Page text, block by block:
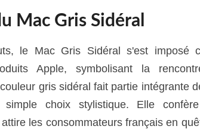
Mac Gris Sidéral
le Mac Gris Sidéral s'est imposé
Apple, symbolisant la
gris sidéral fait partie intégrante
simple choix stylistique. Elle
les consommateurs français en